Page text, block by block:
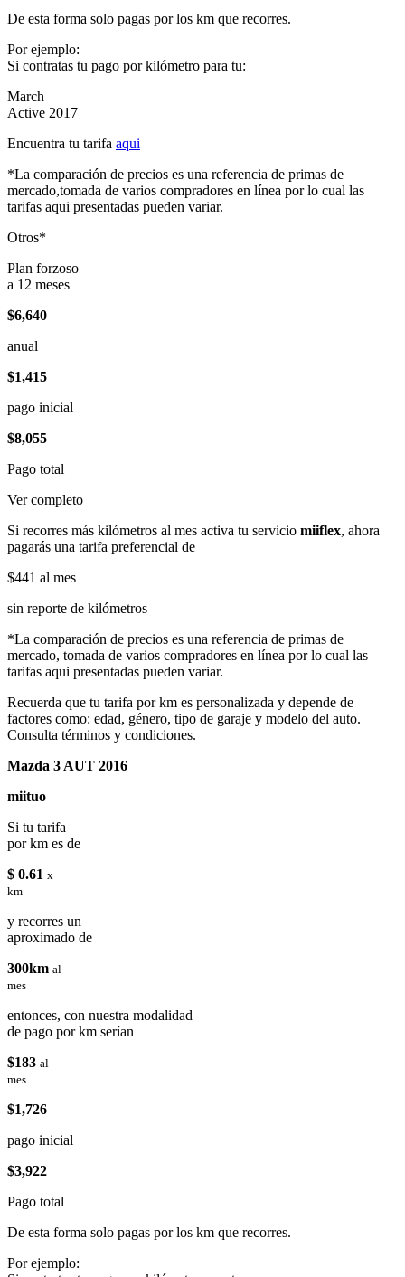
De esta forma solo pagas por los km que recorres.
Por ejemplo:
Si contratas tu pago por kilómetro para tu:
March
Active 2017
Encuentra tu tarifa aqui
*La comparación de precios es una referencia de primas de
mercado,tomada de varios compradores en línea por lo cual las
tarifas aqui presentadas pueden variar.
Otros*
Plan forzoso
a 12 meses
$6,640
anual
$1,415
pago inicial
$8,055
Pago total
Ver completo
Si recorres más kilómetros al mes activa tu servicio miiflex, ahora
pagarás una tarifa preferencial de
$441 al mes
sin reporte de kilómetros
*La comparación de precios es una referencia de primas de
mercado, tomada de varios compradores en línea por lo cual las
tarifas aqui presentadas pueden variar.
Recuerda que tu tarifa por km es personalizada y depende de
factores como: edad, género, tipo de garaje y modelo del auto.
Consulta términos y condiciones.
Mazda 3 AUT 2016
miituo
Si tu tarifa
por km es de
$ 0.61 x
km
y recorres un
aproximado de
300km al
mes
entonces, con nuestra modalidad
de pago por km serían
$183 al
mes
$1,726
pago inicial
$3,922
Pago total
De esta forma solo pagas por los km que recorres.
Por ejemplo: